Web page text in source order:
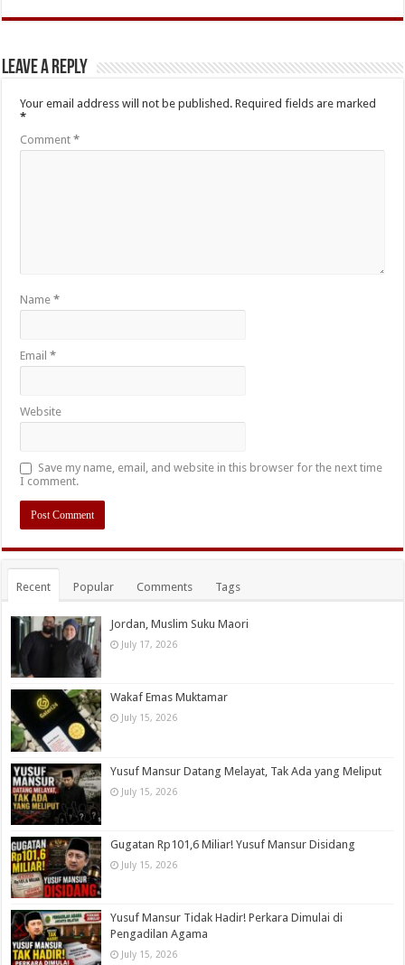
Leave a Reply
Your email address will not be published. Required fields are marked
*
Comment*
Name*
Email*
Website
Save my name, email, and website in this browser for the next time
I comment.
Recent Popular Comments Tags
Jordan, Muslim Suku Maori
July 17, 2026
Wakaf Emas Muktamar
July 15, 2026
Yusuf Mansur Datang Melayat, Tak Ada yang Meliput
July 15, 2026
Gugatan Rp101,6 Miliar! Yusuf Mansur Disidang
July 15, 2026
Yusuf Mansur Tidak Hadir! Perkara Dimulai di
Pengadilan Agama
July 15, 2026